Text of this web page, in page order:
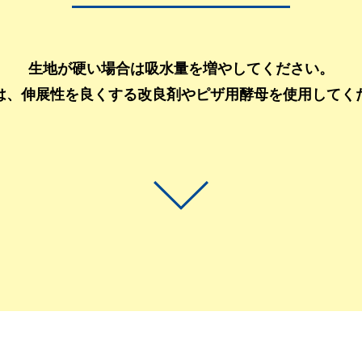
生地が硬い場合は吸水量を増やしてください。
、伸展性を良くする改良剤やピザ用酵母を使用してく